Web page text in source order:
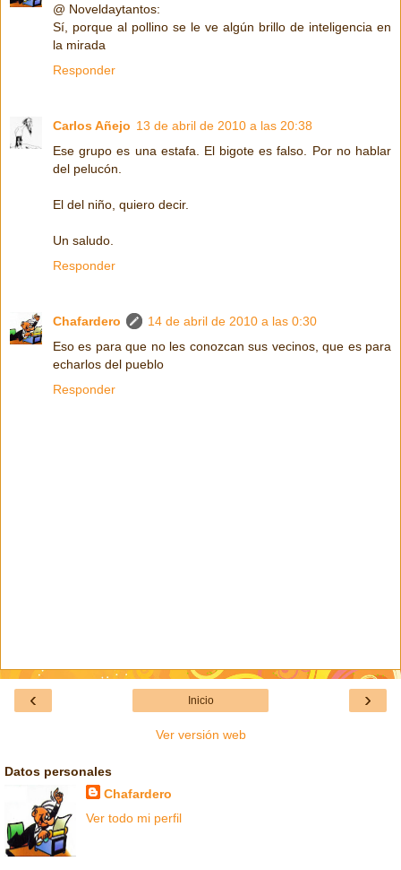
@ Noveldaytantos:
Sí, porque al pollino se le ve algún brillo de inteligencia en
la mirada
Responder
Carlos Añejo 13 de abril de 2010 a las 20:38
Ese grupo es una estafa. El bigote es falso. Por no hablar
del pelucón.
El del niño, quiero decir.
Un saludo.
Responder
Chafardero
14 de abril de 2010 a las 0:30
Eso es para que no les conozcan sus vecinos, que es para
echarlos del pueblo
Responder
‹ ›
Inicio
Ver versión web
Datos personales
Chafardero
Ver todo mi perfil